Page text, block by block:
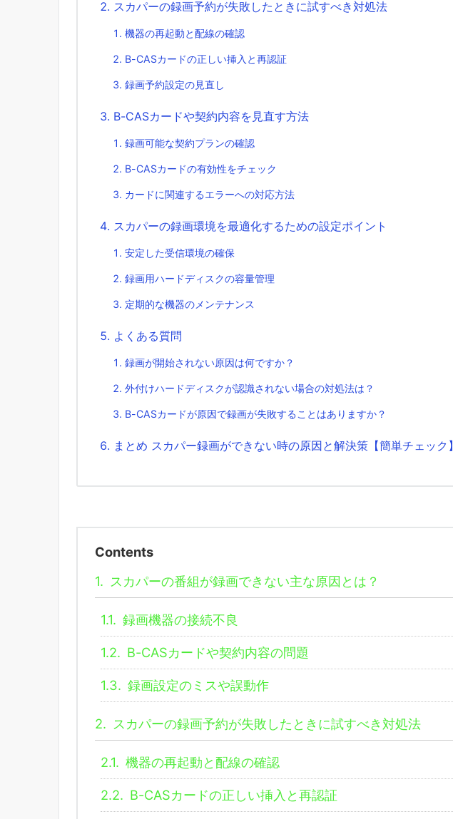
スカパーの録画予約が失敗したときに試すべき対処法
機器の再起動と配線の確認
B-CASカードの正しい挿入と再認証
録画予約設定の見直し
B-CASカードや契約内容を見直す方法
録画可能な契約プランの確認
B-CASカードの有効性をチェック
カードに関連するエラーへの対応方法
スカパーの録画環境を最適化するための設定ポイント
安定した受信環境の確保
録画用ハードディスクの容量管理
定期的な機器のメンテナンス
よくある質問
録画が開始されない原因は何ですか？
外付けハードディスクが認識されない場合の対処法は？
B-CASカードが原因で録画が失敗することはありますか？
まとめ スカパー録画ができない時の原因と解決策【簡単チェック】
Contents
1. スカパーの番組が録画できない主な原因とは？
1.1. 録画機器の接続不良
1.2. B-CASカードや契約内容の問題
1.3. 録画設定のミスや誤動作
2. スカパーの録画予約が失敗したときに試すべき対処法
2.1. 機器の再起動と配線の確認
2.2. B-CASカードの正しい挿入と再認証